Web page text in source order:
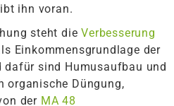
ihn voran.
steht dieVerbesserung
Einkommensgrundlage der
dafür sind Humusaufbau und
organische Düngung,
der MA 48